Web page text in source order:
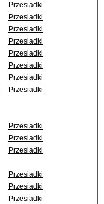
Przesiadki
Przesiadki
Przesiadki
Przesiadki
Przesiadki
Przesiadki
Przesiadki
Przesiadki
Przesiadki
Przesiadki
Przesiadki
Przesiadki
Przesiadki
Przesiadki